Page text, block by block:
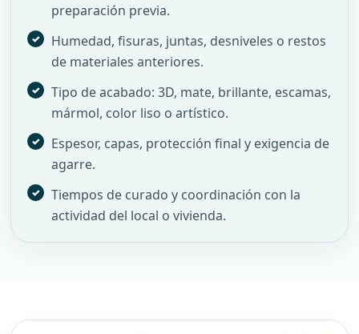
preparación previa.
Humedad, fisuras, juntas, desniveles o restos
de materiales anteriores.
Tipo de acabado: 3D, mate, brillante, escamas,
mármol, color liso o artístico.
Espesor, capas, protección final y exigencia de
agarre.
Tiempos de curado y coordinación con la
actividad del local o vivienda.